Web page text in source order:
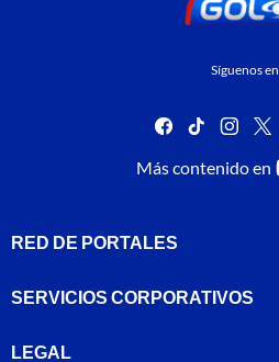
Síguenos
facebook
tiktok
Más contenido en
RED DE PORTALES
SERVICIOS CORPORATIVOS
LEGAL